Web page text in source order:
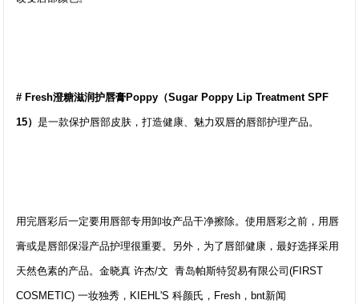
# Fresh澄糖滋润护唇膏Poppy（Sugar Poppy Lip Treatment SPF
15）是一款保护唇部皮肤，打造健康、魅力双唇的唇部护理产品。
用完唇彩后一定要用唇部专用卸妆产品干净擦除。使用唇彩之前，用唇
膏或是唇部保湿产品护理很重要。另外，为了唇部健康，最好选择采用
天然色素的产品。金晓真 许杰/文 青岛帕斯特贸易有限公司(FIRST
COSMETIC) 一妆独秀，KIEHL'S 科颜氏，Fresh，bnt新闻